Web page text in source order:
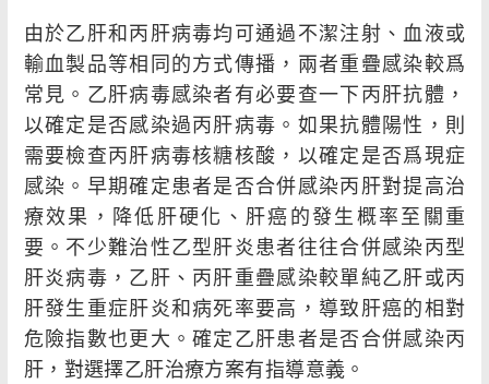
由於乙肝和丙肝病毒均可通過不潔注射、血液或
輸血製品等相同的方式傳播，兩者重疊感染較爲
常見。乙肝病毒感染者有必要查一下丙肝抗體，
以確定是否感染過丙肝病毒。如果抗體陽性，則
需要檢查丙肝病毒核糖核酸，以確定是否爲現症
感染。早期確定患者是否合併感染丙肝對提高治
療效果，降低肝硬化、肝癌的發生概率至關重
要。不少難治性乙型肝炎患者往往合併感染丙型
肝炎病毒，乙肝、丙肝重疊感染較單純乙肝或丙
肝發生重症肝炎和病死率要高，導致肝癌的相對
危險指數也更大。確定乙肝患者是否合併感染丙
肝，對選擇乙肝治療方案有指導意義。